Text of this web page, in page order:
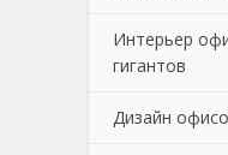
Интерьер
гигантов
Дизайн